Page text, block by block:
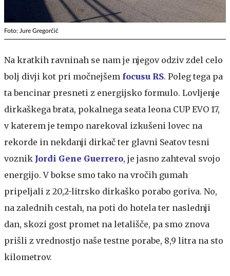
Foto: Jure Gregorčič
Na kratkih ravninah se nam je njegov odziv zdel celo
bolj divji kot pri močnejšem focusu RS. Poleg tega pa
ta bencinar presneti z energijsko formulo. Lovljenje
dirkaškega brata, pokalnega seata leona CUP EVO 17,
v katerem je tempo narekoval izkušeni lovec na
rekorde in nekdanji dirkač ter glavni Seatov tesni
voznik Jordi Gene Guerrero, je jasno zahteval svojo
energijo. V bokse smo tako na vročih gumah
pripeljali z 20,2-litrsko dirkaško porabo goriva. No,
na zalednih cestah, na poti do hotela ter naslednji
dan, skozi gost promet na letališče, pa smo znova
prišli z vrednostjo naše testne porabe, 8,9 litra na sto
kilometrov.